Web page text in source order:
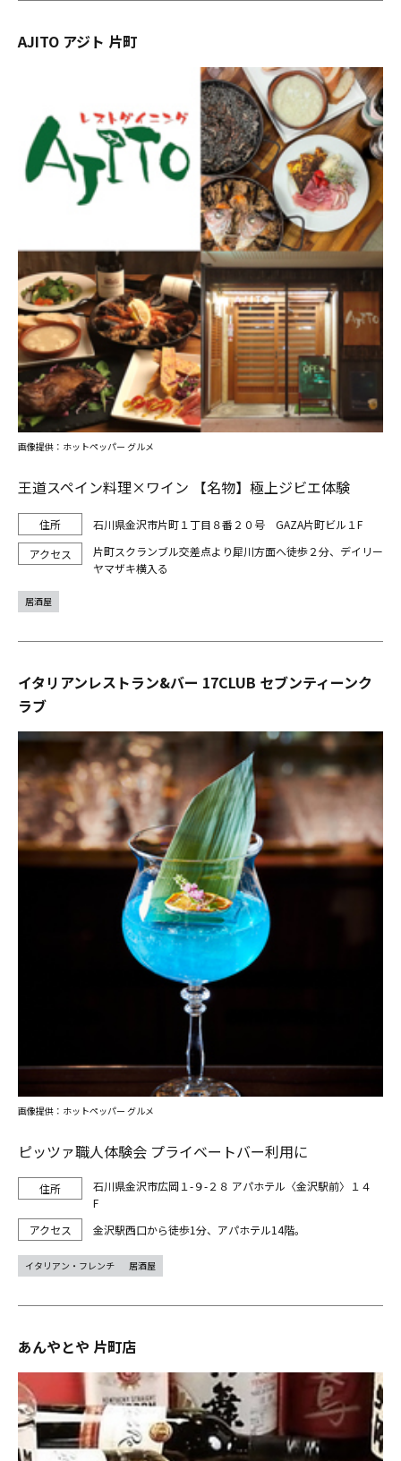
AJITO アジト 片町
王道スペイン料理×ワイン 【名物】極上ジビエ体験
石川県金沢市片町１丁目８番２０号 GAZA片町ビル１F
片町スクランブル交差点より犀川方面へ徒歩２分、デイリー
ヤマザキ横入る
画像提供：ホットペッパー グルメ
居酒屋
イタリアンレストラン&バー 17CLUB セブンティーンク
ラブ
ピッツァ職人体験会 プライベートバー利用に
石川県金沢市広岡１-９-２８ アパホテル〈金沢駅前〉１４
F
金沢駅西口から徒歩1分、アパホテル14階。
画像提供：ホットペッパー グルメ
イタリアン・フレンチ 居酒屋
あんやとや 片町店